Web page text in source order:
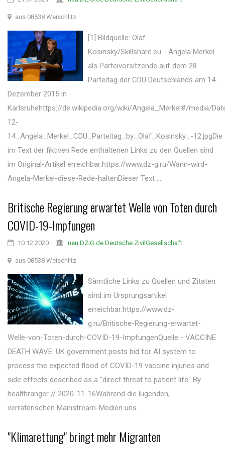
aus 08538 Weischlitz
[1] Bildquelle: Olaf
Kosinsky/Skillshare.eu - Angela Merkel
als Parteivorsitzende auf dem 28.
Parteitag der CDU Deutschlands am 14.
Dezember 2015 in
Karlsruhehttps://de.wikipedia.org/wiki/Angela_Merkel#/media/
12-
14_Angela_Merkel_CDU_Parteitag_by_Olaf_Kosinsky_-12.jpgDie
im Text der fiktiven Rede enthaltenen Links zu den Quellen sind
im Original-Artikel erreichbar:https://www.dz-g.ru/Wann-wird-
Angela-Merkel-diese-Rede-haltenDieser Text ...
Britische Regierung erwartet Welle von Toten durch
COVID-19-Impfungen
10.12.2020 neu.DZiG.de Deutsche ZivilGesellschaft
aus 08538 Weischlitz
Sämtliche Links zu Quellen und Zitaten
sind im Ursprungsartikel
erreichbar:https://www.dz-
g.ru/Britische-Regierung-erwartet-
Welle-von-Toten-durch-COVID-19-ImpfungenQuelle - VACCINE
DEATH WAVE: UK government posts bid for AI system to
process the expected flood of COVID-19 vaccine injuries and
side effects described as a "direct threat to patient life" By
healthranger // 2020-11-16Während die lügenden,
verräterischen Mainstream-Medien uns ...
"Klimarettung" bringt mehr Migranten